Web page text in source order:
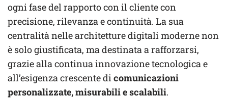
ogni fase del rapporto con il cliente con
precisione, rilevanza e continuità. La sua
centralità nelle architetture digitali moderne non
è solo giustificata, ma destinata a rafforzarsi,
grazie alla continua innovazione tecnologica e
all’esigenza crescente di comunicazioni
personalizzate, misurabili e scalabili.